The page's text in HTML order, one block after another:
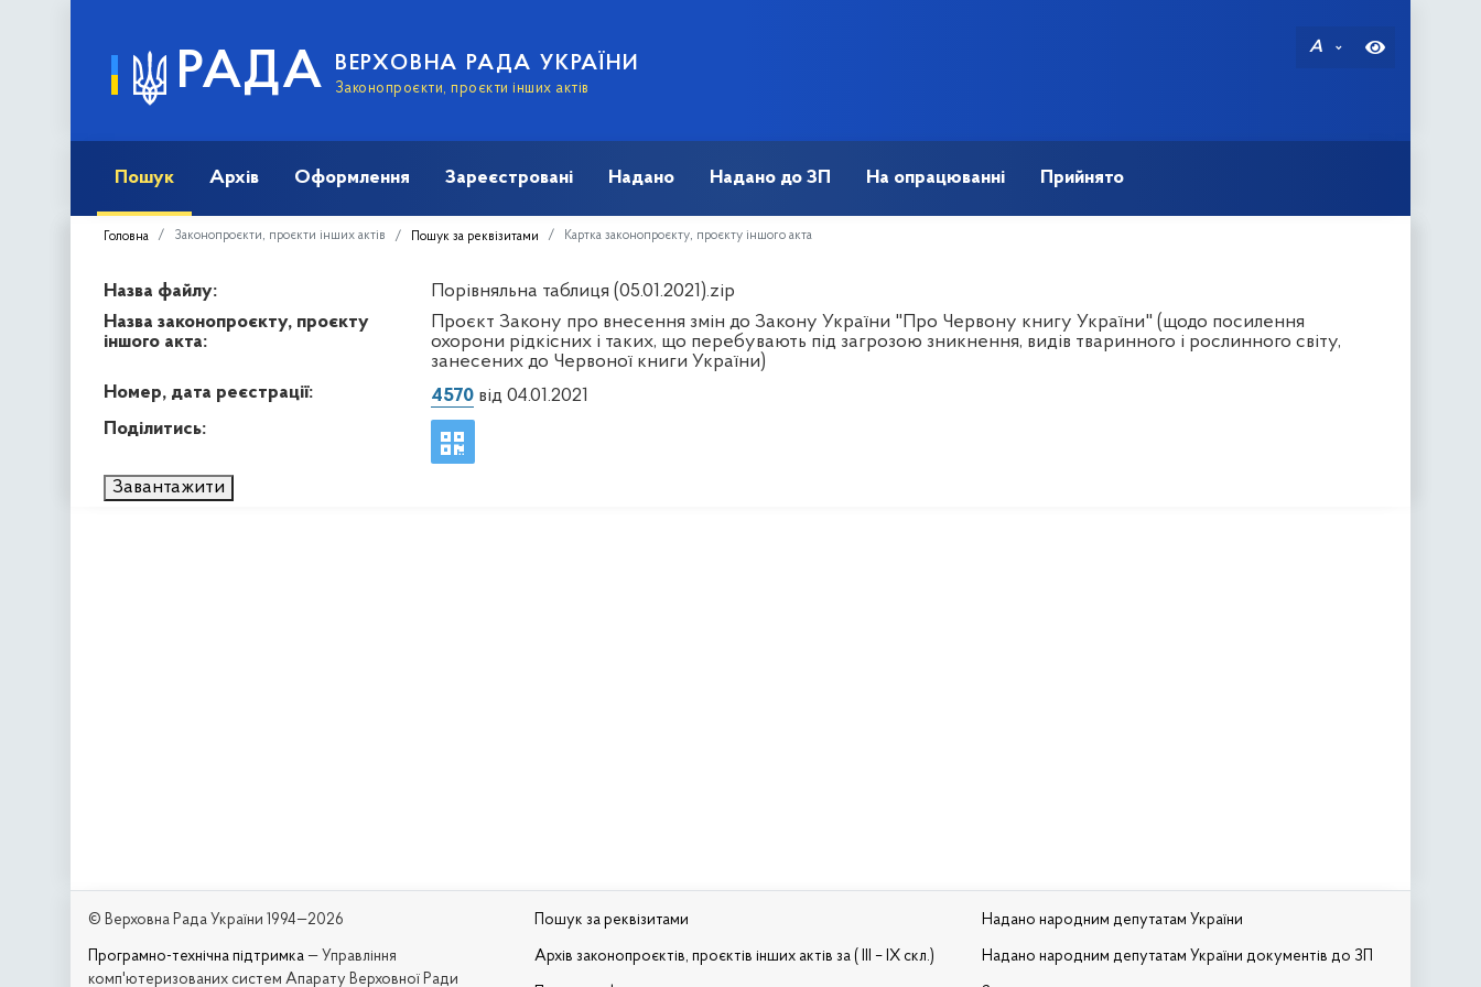
РАДА ВЕРХОВНА РАДА УКРАЇНИ
Законопроєкти, проєкти інших актів
A
Пошук Архів Оформлення Зареєстровані Надано Надано до ЗП На опрацюванні Прийнято
Головна Законопроєкти, проєкти інших актів Пошук за реквізитами Картка законопроєкту, проєкту іншого акта
Назва файлу:
Порівняльна таблиця (05.01.2021).zip
Назва законопроєкту, проєкту
іншого акта:
Проєкт Закону про внесення змін до Закону України "Про Червону книгу України" (щодо посилення
охорони рідкісних і таких, що перебувають під загрозою зникнення, видів тваринного і рослинного світу,
занесених до Червоної книги України)
Номер, дата реєстрації:
4570від 04.01.2021
Поділитись:
Завантажити
© Верховна Рада України 1994—2026
Програмно-технічна підтримка — Управління
комп'ютеризованих систем Апарату Верховної Ради
Пошук за реквізитами
Архів законопроєктів, проєктів інших актів за ( III – IX скл.)
Надано народним депутатам України
Надано народним депутатам України документів до ЗП